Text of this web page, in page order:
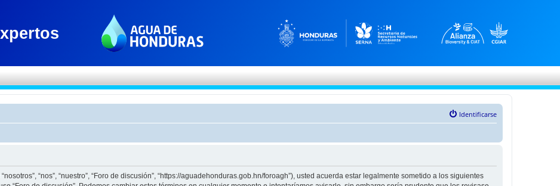
Identificarse
“nos”, “nuestro”, “Foro de discusión”, “https://aguadehonduras.gob.hn/foroagh”), usted acuerda estar legalmente sometido a los siguientes